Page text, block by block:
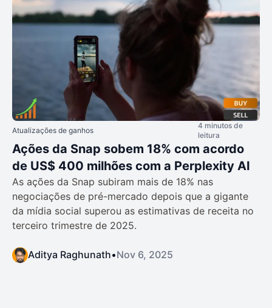
Atualizações de ganhos
4 minutos de
leitura
Ações da Snap sobem 18% com acordo
de US$ 400 milhões com a Perplexity AI
As ações da Snap subiram mais de 18% nas
negociações de pré-mercado depois que a gigante
da mídia social superou as estimativas de receita no
terceiro trimestre de 2025.
Aditya Raghunath•Nov 6, 2025